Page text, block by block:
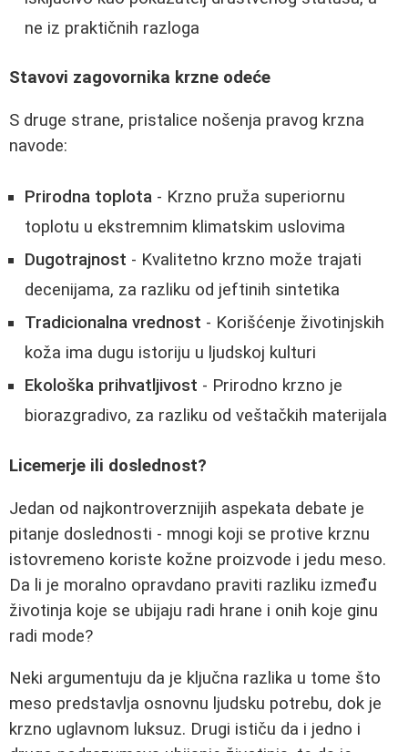
ne iz praktičnih razloga
Stavovi zagovornika krzne odeće
S druge strane, pristalice nošenja pravog krzna
navode:
Prirodna toplota - Krzno pruža superiornu
toplotu u ekstremnim klimatskim uslovima
Dugotrajnost - Kvalitetno krzno može trajati
decenijama, za razliku od jeftinih sintetika
Tradicionalna vrednost - Korišćenje životinjskih
koža ima dugu istoriju u ljudskoj kulturi
Ekološka prihvatljivost - Prirodno krzno je
biorazgradivo, za razliku od veštačkih materijala
Licemerje ili doslednost?
Jedan od najkontroverznijih aspekata debate je
pitanje doslednosti - mnogi koji se protive krznu
istovremeno koriste kožne proizvode i jedu meso.
Da li je moralno opravdano praviti razliku između
životinja koje se ubijaju radi hrane i onih koje ginu
radi mode?
Neki argumentuju da je ključna razlika u tome što
meso predstavlja osnovnu ljudsku potrebu, dok je
krzno uglavnom luksuz. Drugi ističu da i jedno i